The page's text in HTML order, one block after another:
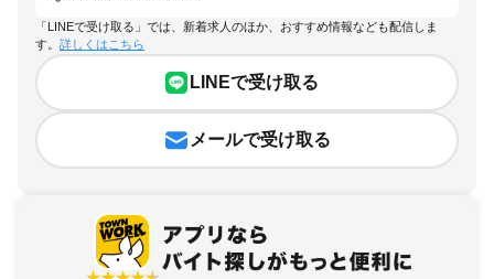
「LINEで受け取る」では、新着求人のほか、おすすめ情報なども配信しま
す。 詳しくはこちら
LINEで受け取る
メールで受け取る